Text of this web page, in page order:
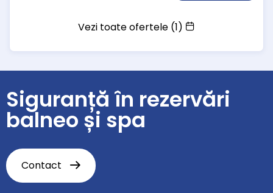
Vezi toate ofertele (1)
Siguranță în rezervări
balneo și spa
Contact